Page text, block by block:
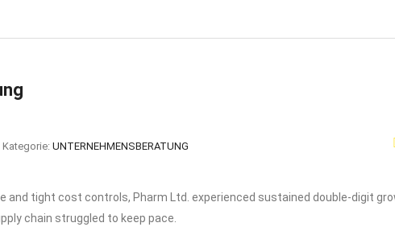
Kategorie: UNTERNEHMENSBERATUNG
and tight cost controls, Pharm Ltd. experienced sustained double-digit
chain struggled to keep pace.